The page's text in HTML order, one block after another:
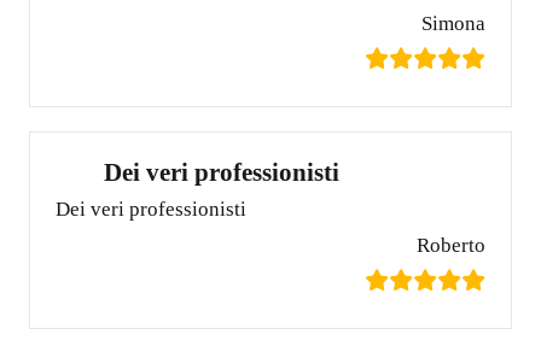
Simona
Dei veri professionisti
Dei veri professionisti
Roberto